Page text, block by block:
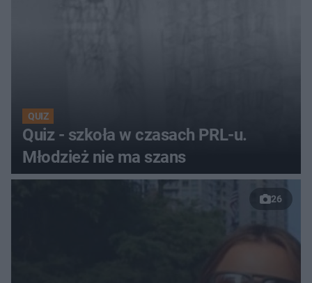
QUIZ
Quiz - szkoła w czasach PRL-u.
Młodzież nie ma szans
26